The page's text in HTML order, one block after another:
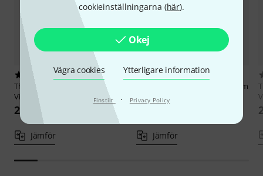
cookieinställningarna (här).
Okej
Vägra cookies Ytterligare information
Finstilt · Privacy Policy
28
Thomastik
133 Dominant G
Violin 4/4 M
222 kr
Jämför
13
VIT04 Vision Titanium
Solo G
Jämför